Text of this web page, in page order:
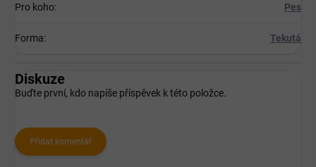
Pro koho: Pes
Forma: Tekutá
Diskuze
Buďte první, kdo napíše příspěvek k této položce.
Přidat komentář